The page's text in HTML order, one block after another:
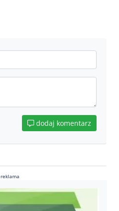
dodaj komentarz
reklama